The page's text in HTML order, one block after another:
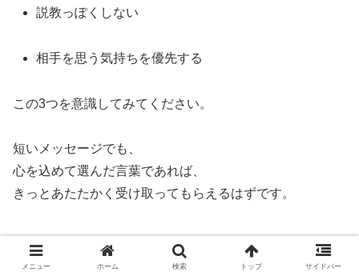
説教っぽくしない
相手を思う気持ちを優先する
この3つを意識してみてください。
短いメッセージでも、
心を込めて選んだ言葉であれば、
きっとあたたかく受け取ってもらえるはずです。
家族へのメッセージ
メニュー ホーム 検索 トップ サイドバー